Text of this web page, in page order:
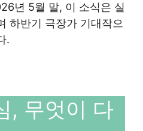
년 5월 말, 이 소식은 실
하반기 극장가 기대작으
.
, 무엇이 다